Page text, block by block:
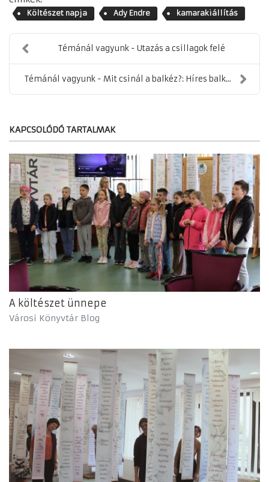
Költészet napja Ady Endre kamarakiállítás
Témánál vagyunk - Utazás a csillagok felé
Témánál vagyunk - Mit csinál a balkéz?: Híres balk...
KAPCSOLÓDÓ TARTALMAK
A költészet ünnepe
Városi Könyvtár Blog